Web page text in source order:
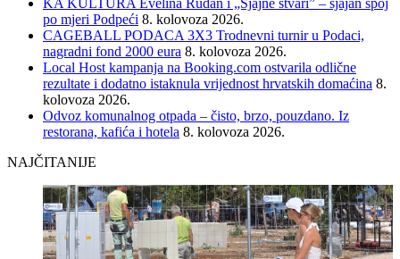
po mjeri Podpeći 8. kolovoza 2026.
CAGEBALL PODACA 3X3 Trodnevni turnir u Podaci,
nagradni fond 2000 eura 8. kolovoza 2026.
Local Host kampanja na Booking.com ostvarila odlične
rezultate i dodatno istaknula vrijednost hrvatskih domaćina 8.
kolovoza 2026.
Odvoz komunalnog otpada – čisto, brzo, pouzdano. Iz
restorana, kafića i hotela 8. kolovoza 2026.
NAJČITANIJE